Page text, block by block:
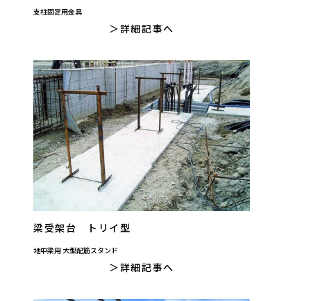
支柱固定用金具
詳細記事へ
梁受架台 トリイ型
地中梁用 大型配筋スタンド
詳細記事へ